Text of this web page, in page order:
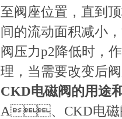
至阀座位置，直到
间的流动面积减小
阀压力p2降低时
理，当需要改变后
CKD电磁阀的用途
A、CKD电磁